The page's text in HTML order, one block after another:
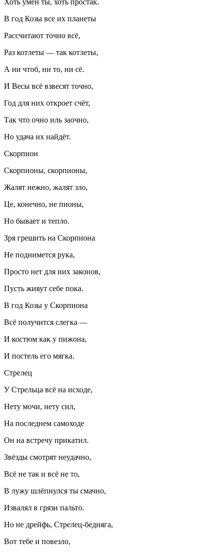
Хоть умён ты, хоть простак.
В год Козы все их планеты
Рассчитают точно всё,
Раз котлеты — так котлеты,
А ни чтоб, ни то, ни сё.
И Весы всё взвесят точно,
Год для них откроет счёт,
Так что очно иль заочно,
Но удача их найдёт.
Скорпион
Скорпионы, скорпионы,
Жалят нежно, жалят зло,
Це, конечно, не пионы,
Но бывает и тепло.
Зря грешить на Скорпиона
Не поднимется рука,
Просто нет для них законов,
Пусть живут себе пока.
В год Козы у Скорпиона
Всё получится слегка —
И костюм как у пижона,
И постель его мягка.
Стрелец
У Стрельца всё на исходе,
Нету мочи, нету сил,
На последнем самоходе
Он на встречу прикатил.
Звёзды смотрят неудачно,
Всё не так и всё не то,
В лужу шлёпнулся ты смачно,
Извалял в грязи пальто.
Но не дрейфь, Стрелец-бедняга,
Вот тебе и повезло,